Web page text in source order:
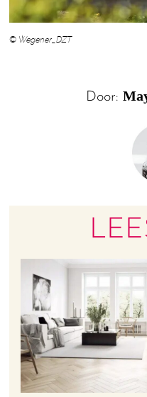
© Wegener_DZT
Door: